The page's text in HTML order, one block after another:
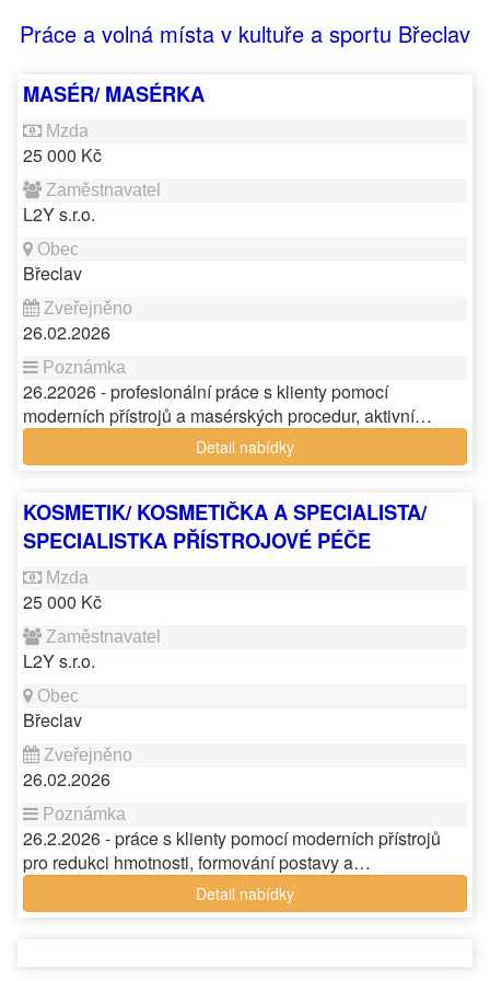
Práce a volná místa v kultuře a sportu Břeclav
MASÉR/ MASÉRKA
25 000 Kč
L2Y s.r.o.
Břeclav
26.02.2026
26.22026 - profesionální práce s klienty pomocí
moderních přístrojů a masérských procedur, aktivní…
Detail nabídky
KOSMETIK/ KOSMETIČKA A SPECIALISTA/
SPECIALISTKA PŘÍSTROJOVÉ PÉČE
25 000 Kč
L2Y s.r.o.
Břeclav
26.02.2026
26.2.2026 - práce s klienty pomocí moderních přístrojů
pro redukci hmotnosti, formování postavy a…
Detail nabídky